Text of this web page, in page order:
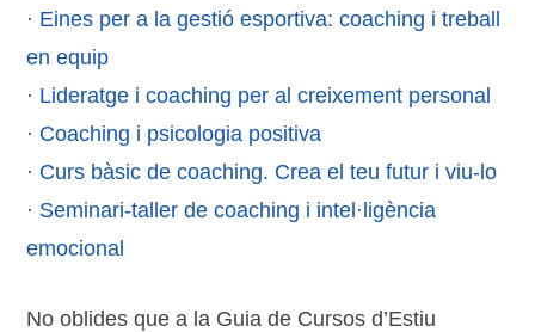
· Eines per a la gestió esportiva: coaching i treball
en equip
· Lideratge i coaching per al creixement personal
· Coaching i psicologia positiva
· Curs bàsic de coaching. Crea el teu futur i viu-lo
· Seminari-taller de coaching i intel·ligència
emocional
No oblides que a la Guia de Cursos d’Estiu